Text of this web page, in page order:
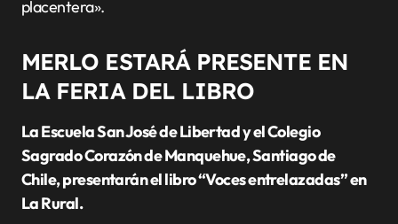
placentera».
MERLO ESTARÁ PRESENTE EN
LA FERIA DEL LIBRO
La Escuela San José de Libertad y el Colegio
Sagrado Corazón de Manquehue, Santiago de
Chile, presentarán el libro “Voces entrelazadas” en
La Rural.